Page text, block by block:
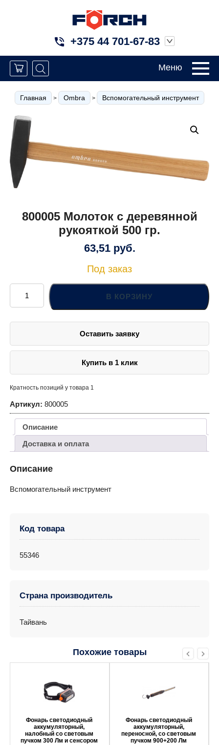
+375 44 701-67-83
Меню
Главная > Ombra > Вспомогательный инструмент
800005 Молоток с деревянной
рукояткой 500 гр.
63,51 руб.
Под заказ
Количество
товара
800005
Молоток
деревянной
В КОРЗИНУ
Оставить заявку
Купить в 1 клик
Кратность позиций у товара 1
Артикул: 800005
Описание
Доставка и оплата
Описание
Вспомогательный инструмент
Код товара
55346
Страна производитель
Тайвань
Похожие товары
Фонарь светодиодный
аккумуляторный,
налобный со световым
пучком 300 Лм и сенсором
Фонарь светодиодный
аккумуляторный,
переносной, со световым
пучком 900+200 Лм